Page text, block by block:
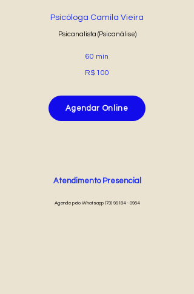
Psicóloga Camila Vieira
Psicanalista (Psicanálise)
60 min
R$ 100
Agendar Online
Agende pelo Whatsapp (73) 99184 - 0964
Atendimento Presencial